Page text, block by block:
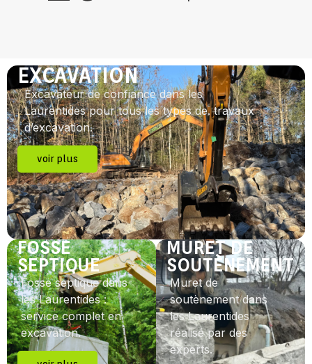
EXCAVATION
Excavateur de confiance dans les
Laurentides pour tous les types de. travaux
d’excavation.
voir plus
FOSSE
SEPTIQUE
Fosse septique dans
les Laurentides :
service complet en
excavation.
MURET DE
SOUTÈNEMENT
Muret de
soutènement dans
les Laurentides
réalisé par des
experts.